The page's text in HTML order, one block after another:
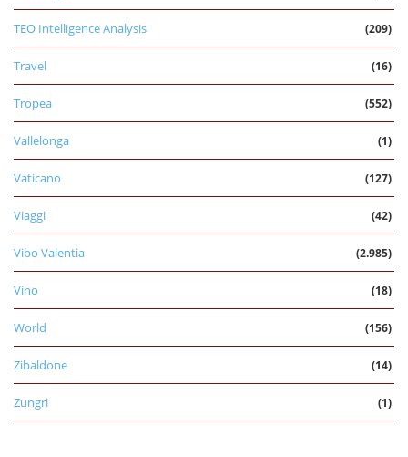
TEO Intelligence Analysis (209)
Travel (16)
Tropea (552)
Vallelonga (1)
Vaticano (127)
Viaggi (42)
Vibo Valentia (2.985)
Vino (18)
World (156)
Zibaldone (14)
Zungri (1)